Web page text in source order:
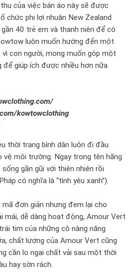
của việc bán áo này sẽ được
chức phi lợi nhuận New Zealand
40 trẻ em và thanh niên để có
luôn muốn hướng đến một
con người, mong muốn góp một
giúp ích được nhiều hơn nữa
kowtowclothing
thời trang bình dân luôn đi đầu
vệ môi trường. Ngay trong tên hãng
gần gũi với thiên nhiên rồi
có nghĩa là “tình yêu xanh”).
mã đơn giản nhưng đem lại cho
mái, dễ dàng hoạt động, Amour Vert
tim của những cô nàng năng
chất lượng của Amour Vert cũng
cần lo ngại chất vải sau một thời
hay sờn rách.